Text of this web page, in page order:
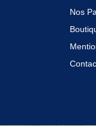
Nos